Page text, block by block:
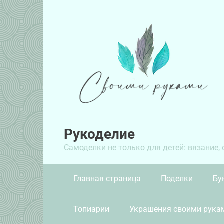
Перейти
к
контенту
Рукоделие
Самоделки не только для детей:
Главная страница Поделки
Топиарии Украшения своими